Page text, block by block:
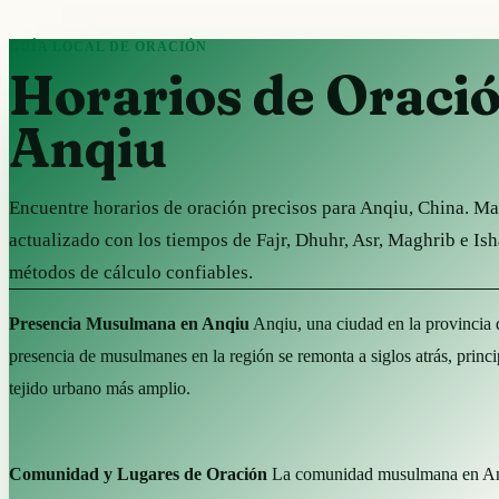
GUÍA LOCAL DE ORACIÓN
Horarios de
Anqiu
Encuentre horarios de oración precisos para Anqiu, China.
actualizado con los tiempos de Fajr, Dhuhr, Asr, Maghrib e
métodos de cálculo confiables.
Presencia Musulmana en Anqiu Anqiu, una ciudad en la provincia
presencia de musulmanes en la región se remonta a siglos atrás,
tejido urbano más amplio.
Comunidad y Lugares de Oración La comunidad musulmana en